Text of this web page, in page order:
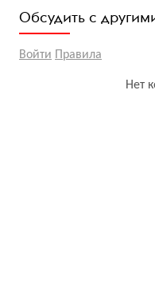
Обсудить с
Войти Правила
Нет